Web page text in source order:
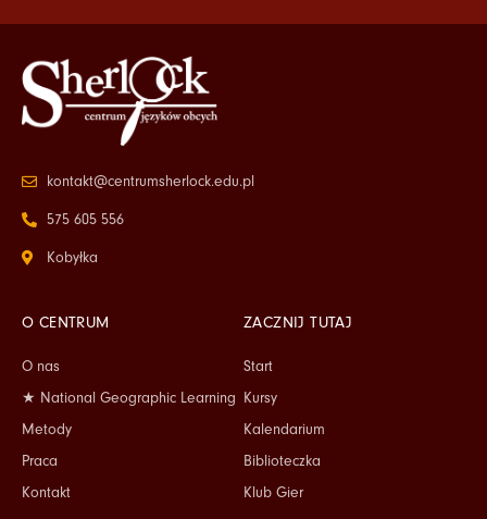
kontakt@centrumsherlock.edu.pl
575 605 556
Kobyłka
O CENTRUM
O nas
★ National Geographic Learning
Metody
Praca
Kontakt
ZACZNIJ TUTAJ
Start
Kursy
Kalendarium
Biblioteczka
Klub Gier